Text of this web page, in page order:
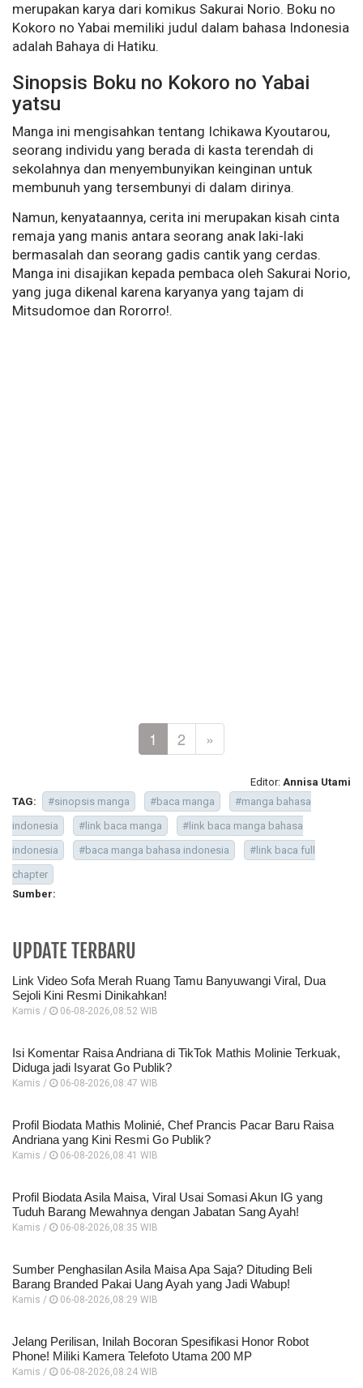
merupakan karya dari komikus Sakurai Norio. Boku no
Kokoro no Yabai memiliki judul dalam bahasa Indonesia
adalah Bahaya di Hatiku.
Sinopsis Boku no Kokoro no Yabai
yatsu
Manga ini mengisahkan tentang Ichikawa Kyoutarou,
seorang individu yang berada di kasta terendah di
sekolahnya dan menyembunyikan keinginan untuk
membunuh yang tersembunyi di dalam dirinya.
Namun, kenyataannya, cerita ini merupakan kisah cinta
remaja yang manis antara seorang anak laki-laki
bermasalah dan seorang gadis cantik yang cerdas.
Manga ini disajikan kepada pembaca oleh Sakurai Norio,
yang juga dikenal karena karyanya yang tajam di
Mitsudomoe dan Rororro!.
1 2 »
Editor: Annisa Utami
TAG:
#sinopsis manga #baca manga
#manga bahasa
indonesia
#link baca manga
#link baca manga bahasa
indonesia
#baca manga bahasa indonesia
#link baca full
chapter
Sumber:
UPDATE TERBARU
Link Video Sofa Merah Ruang Tamu Banyuwangi Viral, Dua
Sejoli Kini Resmi Dinikahkan!
Kamis / 06-08-2026,08:52 WIB
Isi Komentar Raisa Andriana di TikTok Mathis Molinie Terkuak,
Diduga jadi Isyarat Go Publik?
Kamis / 06-08-2026,08:47 WIB
Profil Biodata Mathis Molinié, Chef Prancis Pacar Baru Raisa
Andriana yang Kini Resmi Go Publik?
Kamis / 06-08-2026,08:41 WIB
Profil Biodata Asila Maisa, Viral Usai Somasi Akun IG yang
Tuduh Barang Mewahnya dengan Jabatan Sang Ayah!
Kamis / 06-08-2026,08:35 WIB
Sumber Penghasilan Asila Maisa Apa Saja? Dituding Beli
Barang Branded Pakai Uang Ayah yang Jadi Wabup!
Kamis / 06-08-2026,08:29 WIB
Jelang Perilisan, Inilah Bocoran Spesifikasi Honor Robot
Phone! Miliki Kamera Telefoto Utama 200 MP
Kamis / 06-08-2026,08:24 WIB